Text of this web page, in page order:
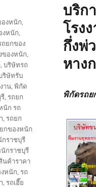
บริก
โรง
กึ่งพ่
หาง
พิกัดรถย
องหนัก,
งหนัก,
ถยกของ
ของหนัก,
, บริษัทรถ
ริษัทรับ
าน, พิกัด
, รถยก
นัก รถ
, รถยก
กของหนัก
ราชบุรี
กราชบุรี
นค้าราคา
หนัก, รถ
, รถเฮี๊ย